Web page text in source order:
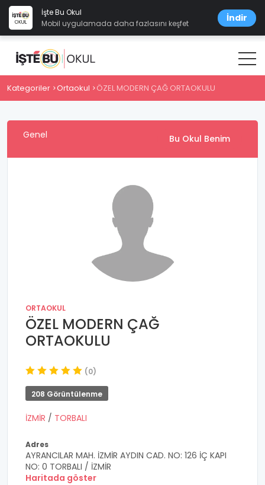
İşte Bu Okul
Mobil uygulamada daha fazlasını keşfet
İndir
Kategoriler Ortaokul ÖZEL MODERN ÇAĞ ORTAOKULU
Genel Bu Okul Benim
ORTAOKUL
ÖZEL MODERN ÇAĞ
ORTAOKULU
(0)
208 Görüntülenme
İZMİR / TORBALI
Adres
AYRANCILAR MAH. İZMİR AYDIN CAD. NO: 126 İÇ KAPI
NO: 0 TORBALI / İZMİR
Haritada göster